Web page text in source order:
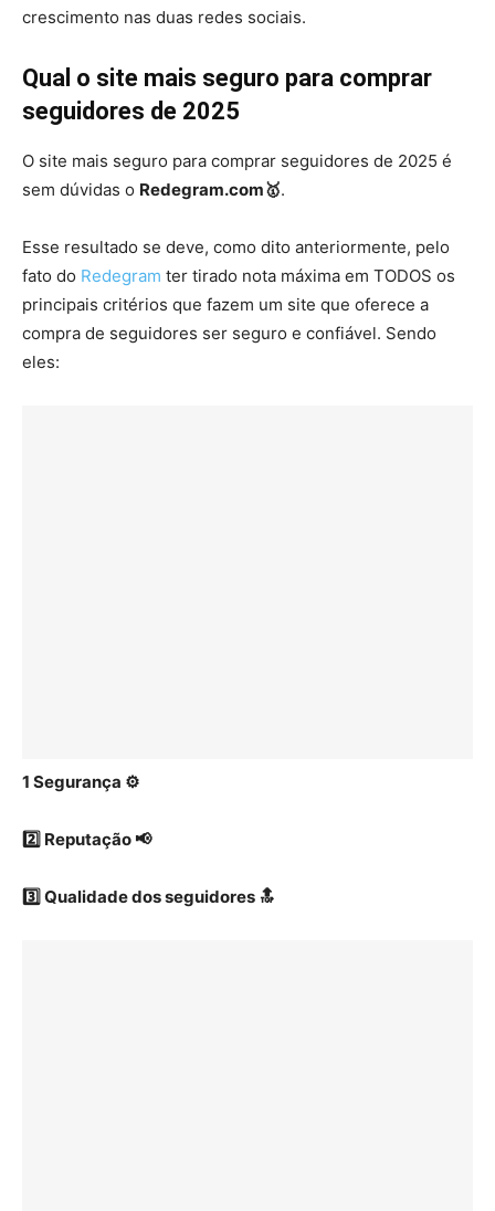
crescimento nas duas redes sociais.
Qual o site mais seguro para comprar
seguidores de 2025
O site mais seguro para comprar seguidores de 2025 é
sem dúvidas o Redegram.com🥇.
Esse resultado se deve, como dito anteriormente, pelo
fato do Redegram ter tirado nota máxima em TODOS os
principais critérios que fazem um site que oferece a
compra de seguidores ser seguro e confiável. Sendo
eles:
1️ Segurança ⚙️
2️⃣ Reputação 📢
3️⃣ Qualidade dos seguidores 🔝